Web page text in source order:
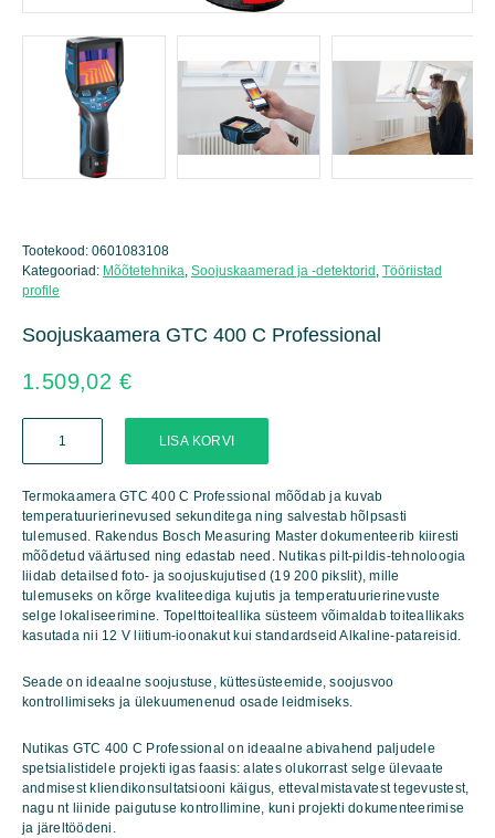
Tootekood: 0601083108
Kategooriad: Mõõtetehnika Soojuskaamerad ja -detektorid Tööriistad
profile
Soojuskaamera GTC 400 C Professional
1.509,02 €
400
Professional
kogus
LISA KORVI
Termokaamera GTC 400 C Professional mõõdab ja kuvab
temperatuurierinevused sekunditega ning salvestab hõlpsasti
tulemused. Rakendus Bosch Measuring Master dokumenteerib kiiresti
mõõdetud väärtused ning edastab need. Nutikas pilt-pildis-tehnoloogia
liidab detailsed foto- ja soojuskujutised (19 200 pikslit), mille
tulemuseks on kõrge kvaliteediga kujutis ja temperatuurierinevuste
selge lokaliseerimine. Topelttoiteallika süsteem võimaldab toiteallikaks
kasutada nii 12 V liitium-ioonakut kui standardseid Alkaline-patareisid.
Seade on ideaalne soojustuse, küttesüsteemide, soojusvoo
kontrollimiseks ja ülekuumenenud osade leidmiseks.
Nutikas GTC 400 C Professional on ideaalne abivahend paljudele
spetsialistidele projekti igas faasis: alates olukorrast selge ülevaate
andmisest kliendikonsultatsiooni käigus, ettevalmistavatest tegevustest,
nagu nt liinide paigutuse kontrollimine, kuni projekti dokumenteerimise
ja järeltöödeni.